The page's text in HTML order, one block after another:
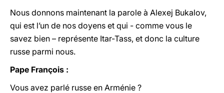
Nous donnons maintenant la parole à Alexej Bukalov,
qui est l’un de nos doyens et qui - comme vous le
savez bien – représente Itar-Tass, et donc la culture
russe parmi nous.
Pape François :
Vous avez parlé russe en Arménie ?